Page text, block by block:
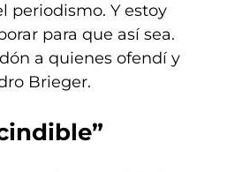
periodismo. Y estoy
para que así sea.
a quienes ofendí y
Brieger.